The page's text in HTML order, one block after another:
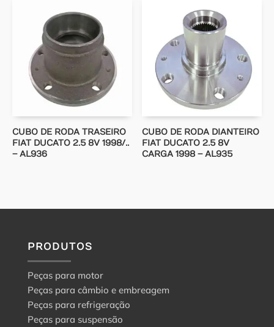
CUBO DE RODA TRASEIRO
FIAT DUCATO 2.5 8V 1998/..
– AL936
CUBO DE RODA DIANTEIRO
FIAT DUCATO 2.5 8V
CARGA 1998 – AL935
PRODUTOS
Peças para motor
Peças para câmbio e embreagem
Peças para refrigeração
Peças para suspensão